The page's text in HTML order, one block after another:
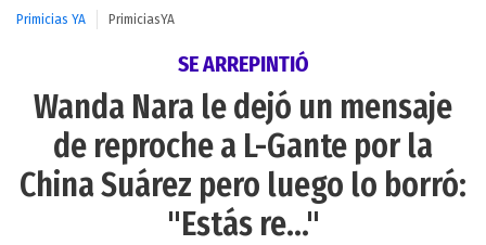
Primicias YA PrimiciasYA
SE ARREPINTIÓ
Wanda Nara le dejó un mensaje
de reproche a L-Gante por la
China Suárez pero luego lo borró:
"Estás re..."